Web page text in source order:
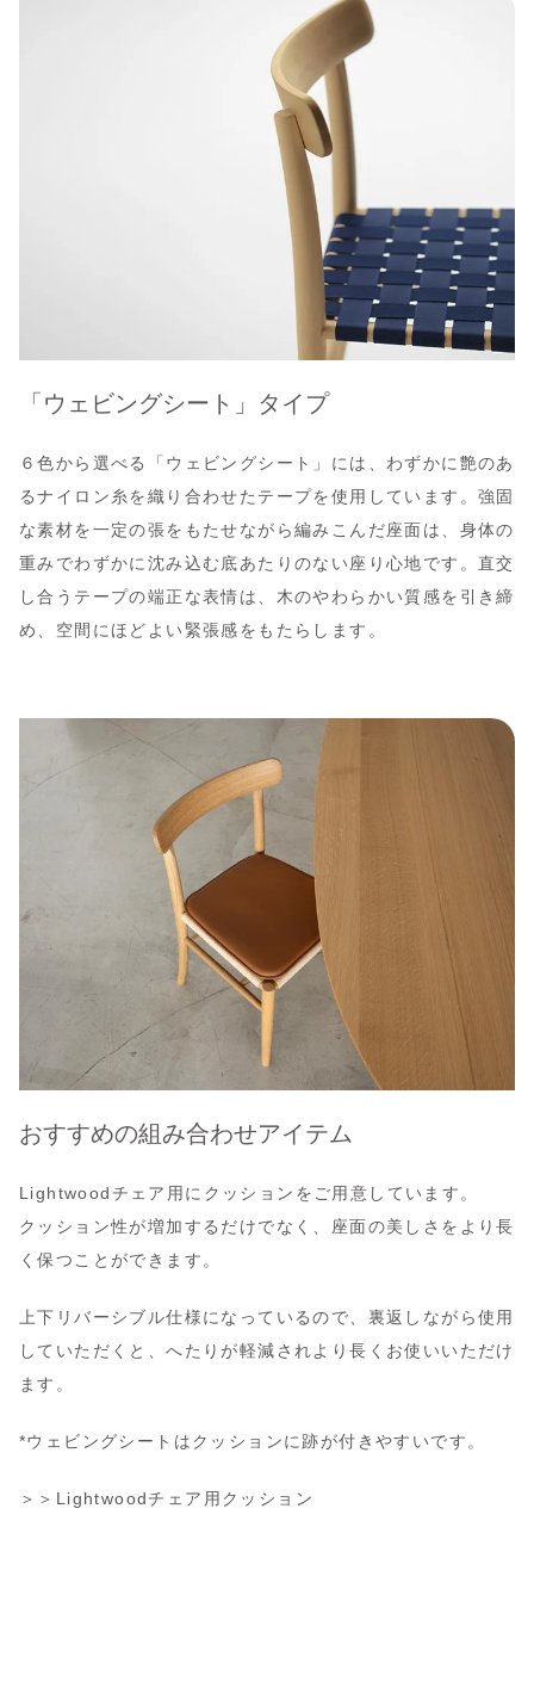
「ウェビングシート」タイプ
６色から選べる「ウェビングシート」には、わずかに艶のあ
るナイロン糸を織り合わせたテープを使用しています。強固
な素材を一定の張をもたせながら編みこんだ座面は、身体の
重みでわずかに沈み込む底あたりのない座り心地です。直交
し合うテープの端正な表情は、木のやわらかい質感を引き締
め、空間にほどよい緊張感をもたらします。
おすすめの組み合わせアイテム
Lightwoodチェア用にクッションをご用意しています。
クッション性が増加するだけでなく、座面の美しさをより長
く保つことができます。
上下リバーシブル仕様になっているので、裏返しながら使用
していただくと、へたりが軽減されより長くお使いいただけ
ます。
*ウェビングシートはクッションに跡が付きやすいです。
＞＞Lightwoodチェア用クッション